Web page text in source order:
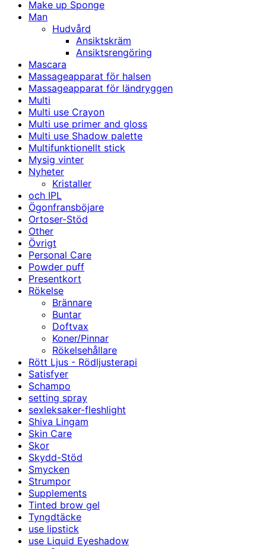
Make up Sponge
Man
Hudvård
Ansiktskräm
Ansiktsrengöring
Mascara
Massageapparat för halsen
Massageapparat för ländryggen
Multi
Multi use Crayon
Multi use primer and gloss
Multi use Shadow palette
Multifunktionellt stick
Mysig vinter
Nyheter
Kristaller
och IPL
Ögonfransböjare
Ortoser-Stöd
Other
Övrigt
Personal Care
Powder puff
Presentkort
Rökelse
Brännare
Buntar
Doftvax
Koner/Pinnar
Rökelsehållare
Rött Ljus - Rödljusterapi
Satisfyer
Schampo
setting spray
sexleksaker-fleshlight
Shiva Lingam
Skin Care
Skor
Skydd-Stöd
Smycken
Strumpor
Supplements
Tinted brow gel
Tyngdtäcke
use lipstick
use Liquid Eyeshadow